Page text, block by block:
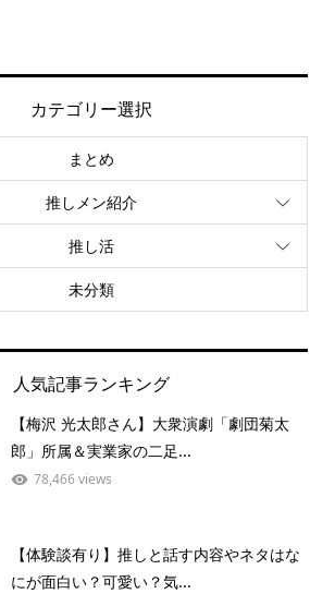
カテゴリー選択
まとめ
推しメン紹介
推し活
未分類
人気記事ランキング
【梅沢 光太郎さん】大衆演劇「劇団菊太
郎」所属＆実業家の二足...
78,466 views
【体験談有り】推しと話す内容やネタはな
にが面白い？可愛い？気...